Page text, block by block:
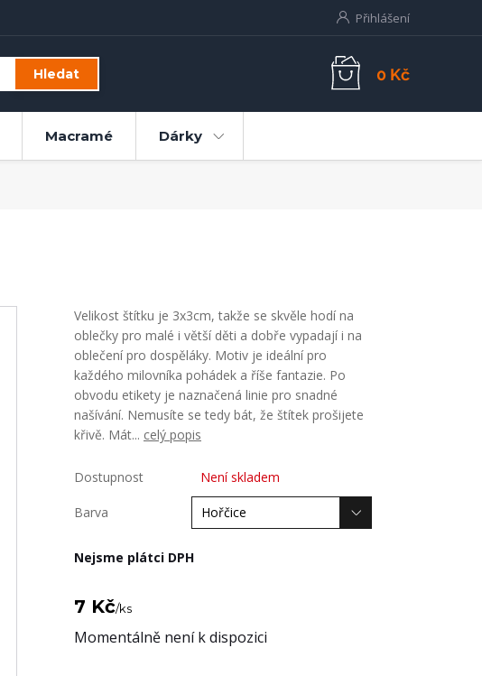
Přihlášení
Hledat 0 Kč
Macramé Dárky
Velikost štítku je 3x3cm, takže se skvěle hodí na
oblečky pro malé i větší děti a dobře vypadají i na
oblečení pro dospěláky. Motiv je ideální pro
každého milovníka pohádek a říše fantazie. Po
obvodu etikety je naznačená linie pro snadné
našívání. Nemusíte se tedy bát, že štítek prošijete
křivě. Mát... celý popis
Dostupnost Není skladem
Barva
Nejsme plátci DPH
7 Kč/ks
Momentálně není k dispozici